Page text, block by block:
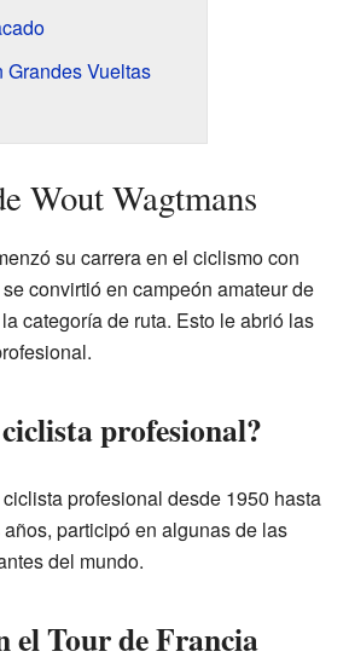
Grandes Vueltas
Wout Wagtmans
su carrera en el ciclismo con
convirtió en campeón amateur de
categoría de ruta. Esto le abrió las
profesional?
profesional desde 1950 hasta
participó en algunas de las
del mundo.
el Tour de Francia